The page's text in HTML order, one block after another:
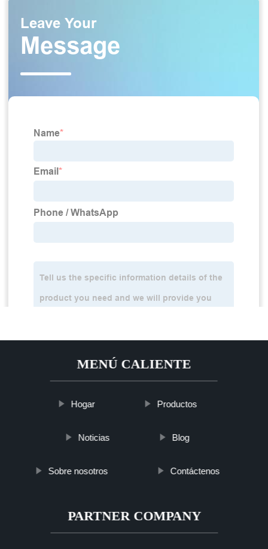
MENÚ CALIENTE
Hogar Productos
Noticias Blog
Sobre nosotros Contáctenos
PARTNER COMPANY